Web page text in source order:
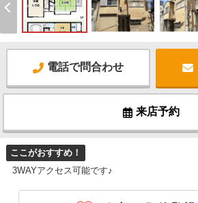
電話で問合わせ
来店予約
ここがおすすめ！
3WAYアクセス可能です♪